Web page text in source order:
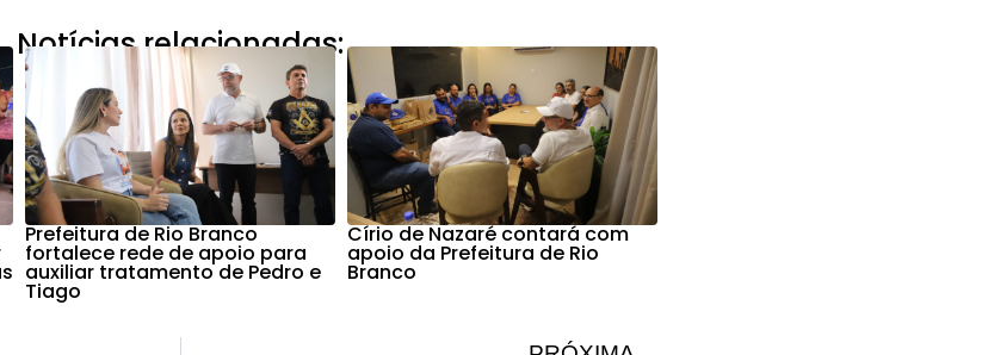
Notícias relacionadas:
Prefeitura de Rio Branco
fortalece rede de apoio para
auxiliar tratamento de Pedro e
Tiago
Círio de Nazaré contará com
apoio da Prefeitura de Rio
Branco